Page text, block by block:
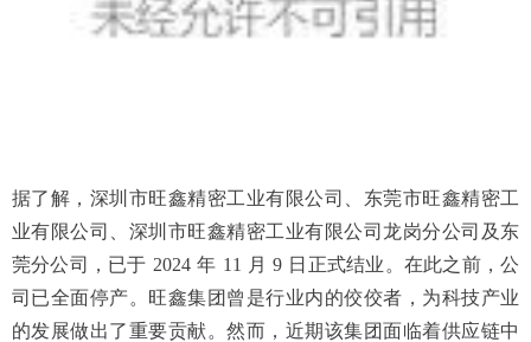
据了解，深圳市旺鑫精密工业有限公司、东莞市旺鑫精密工
业有限公司、深圳市旺鑫精密工业有限公司龙岗分公司及东
莞分公司，已于 2024 年 11 月 9 日正式结业。在此之前，公
司已全面停产。旺鑫集团曾是行业内的佼佼者，为科技产业
的发展做出了重要贡献。然而，近期该集团面临着供应链中